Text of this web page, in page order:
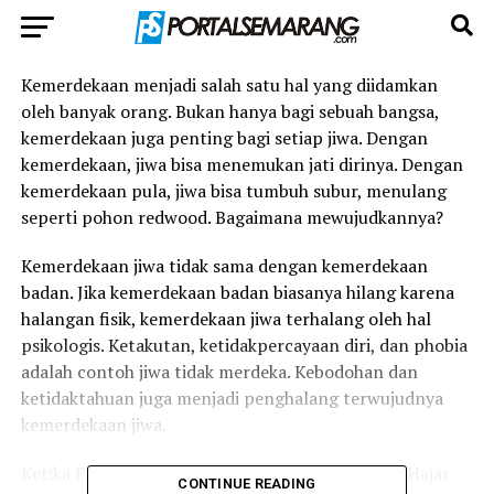
Kemerdekaan menjadi salah satu hal yang diidamkan
oleh banyak orang. Bukan hanya bagi sebuah bangsa,
kemerdekaan juga penting bagi setiap jiwa. Dengan
kemerdekaan, jiwa bisa menemukan jati dirinya. Dengan
kemerdekaan pula, jiwa bisa tumbuh subur, menulang
seperti pohon redwood. Bagaimana mewujudkannya?
Kemerdekaan jiwa tidak sama dengan kemerdekaan
badan. Jika kemerdekaan badan biasanya hilang karena
halangan fisik, kemerdekaan jiwa terhalang oleh hal
psikologis. Ketakutan, ketidakpercayaan diri, dan phobia
adalah contoh jiwa tidak merdeka. Kebodohan dan
ketidaktahuan juga menjadi penghalang terwujudnya
kemerdekaan jiwa.
Ketika Perguruan Taman Siswa didirikan oleh Ki Hajar
CONTINUE READING